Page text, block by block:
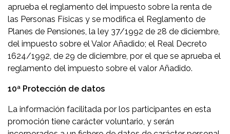
aprueba el reglamento del impuesto sobre la renta de
las Personas Físicas y se modifica el Reglamento de
Planes de Pensiones, la ley 37/1992 de 28 de diciembre,
del impuesto sobre el Valor Añadido; el Real Decreto
1624/1992, de 29 de diciembre, por el que se aprueba el
reglamento del impuesto sobre el valor Añadido.
10ª Protección de datos
La información facilitada por los participantes en esta
promoción tiene carácter voluntario, y serán